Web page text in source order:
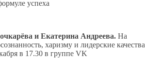
и Екатерина Андреева. На
харизму и лидерские качества
в 17.30 в группе VK